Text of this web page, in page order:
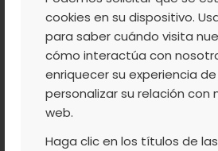
cookies en su dispositivo.
para saber cuándo visita
cómo interactúa con
enriquecer su experiencia
personalizar su relación con
web.
Haga clic en los títulos de
MERCADOS
EDICIÓN MÁS